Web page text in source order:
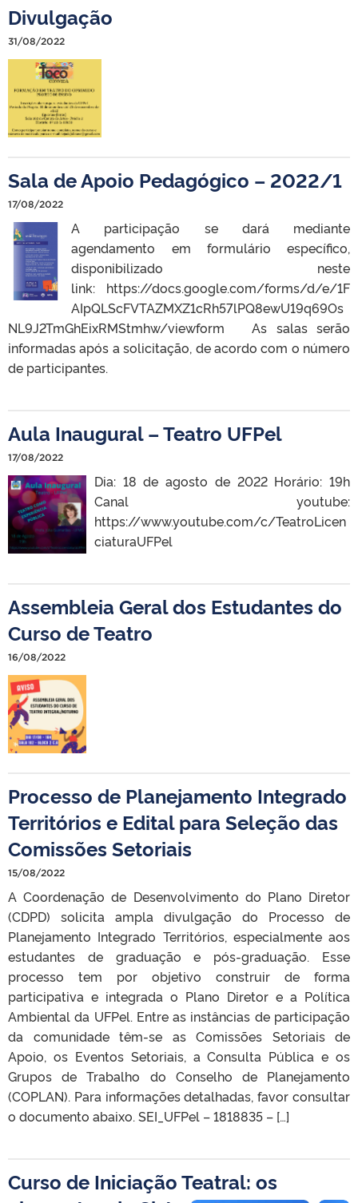
Divulgação
31/08/2022
Sala de Apoio Pedagógico – 2022/1
17/08/2022
A participação se dará mediante
agendamento em formulário específico,
disponibilizado neste
link: https://docs.google.com/forms/d/e/1F
AIpQLScFVTAZMXZ1cRh57lPQ8ewU19q69Os
NL9J2TmGhEixRMStmhw/viewform As salas serão
informadas após a solicitação, de acordo com o número
de participantes.
Aula Inaugural – Teatro UFPel
17/08/2022
Dia: 18 de agosto de 2022 Horário: 19h
Canal youtube:
https://www.youtube.com/c/TeatroLicen
ciaturaUFPel
Assembleia Geral dos Estudantes do
Curso de Teatro
16/08/2022
Processo de Planejamento Integrado
Territórios e Edital para Seleção das
Comissões Setoriais
15/08/2022
A Coordenação de Desenvolvimento do Plano Diretor
(CDPD) solicita ampla divulgação do Processo de
Planejamento Integrado Territórios, especialmente aos
estudantes de graduação e pós-graduação. Esse
processo tem por objetivo construir de forma
participativa e integrada o Plano Diretor e a Política
Ambiental da UFPel. Entre as instâncias de participação
da comunidade têm-se as Comissões Setoriais de
Apoio, os Eventos Setoriais, a Consulta Pública e os
Grupos de Trabalho do Conselho de Planejamento
(COPLAN). Para informações detalhadas, favor consultar
o documento abaixo. SEI_UFPel – 1818835 – […]
Curso de Iniciação Teatral: os